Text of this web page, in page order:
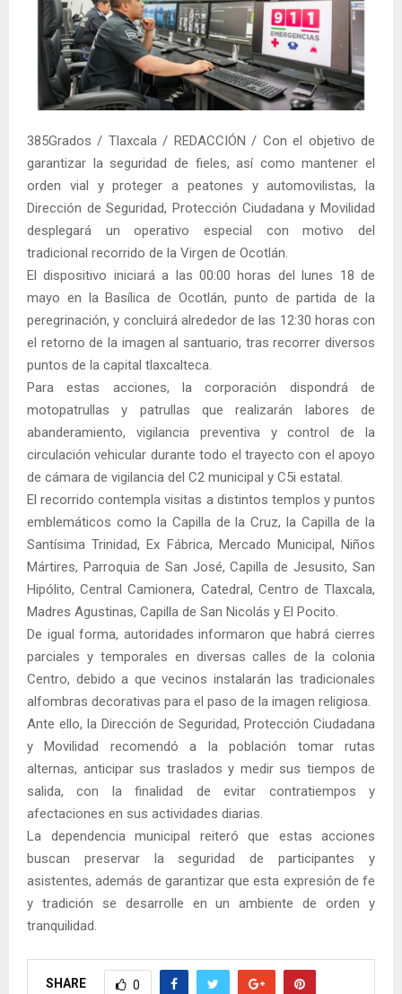
385Grados / Tlaxcala / REDACCIÓN / Con el objetivo de
garantizar la seguridad de fieles, así como mantener el
orden vial y proteger a peatones y automovilistas, la
Dirección de Seguridad, Protección Ciudadana y Movilidad
desplegará un operativo especial con motivo del
tradicional recorrido de la Virgen de Ocotlán.
El dispositivo iniciará a las 00:00 horas del lunes 18 de
mayo en la Basílica de Ocotlán, punto de partida de la
peregrinación, y concluirá alrededor de las 12:30 horas con
el retorno de la imagen al santuario, tras recorrer diversos
puntos de la capital tlaxcalteca.
Para estas acciones, la corporación dispondrá de
motopatrullas y patrullas que realizarán labores de
abanderamiento, vigilancia preventiva y control de la
circulación vehicular durante todo el trayecto con el apoyo
de cámara de vigilancia del C2 municipal y C5i estatal.
El recorrido contempla visitas a distintos templos y puntos
emblemáticos como la Capilla de la Cruz, la Capilla de la
Santísima Trinidad, Ex Fábrica, Mercado Municipal, Niños
Mártires, Parroquia de San José, Capilla de Jesusito, San
Hipólito, Central Camionera, Catedral, Centro de Tlaxcala,
Madres Agustinas, Capilla de San Nicolás y El Pocito.
De igual forma, autoridades informaron que habrá cierres
parciales y temporales en diversas calles de la colonia
Centro, debido a que vecinos instalarán las tradicionales
alfombras decorativas para el paso de la imagen religiosa.
Ante ello, la Dirección de Seguridad, Protección Ciudadana
y Movilidad recomendó a la población tomar rutas
alternas, anticipar sus traslados y medir sus tiempos de
salida, con la finalidad de evitar contratiempos y
afectaciones en sus actividades diarias.
La dependencia municipal reiteró que estas acciones
buscan preservar la seguridad de participantes y
asistentes, además de garantizar que esta expresión de fe
y tradición se desarrolle en un ambiente de orden y
tranquilidad.
SHARE 0